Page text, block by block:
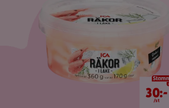
30 kr/st
30:-
/st